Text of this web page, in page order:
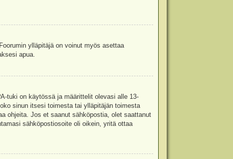
ylläpitäjä on voinut myös asettaa
apua.
tuki on käytössä ja määrittelit olevasi alle 13-
sinun itsesi toimesta tai ylläpitäjän toimesta
ohjeita. Jos et saanut sähköpostia, olet saattanut
sähköpostiosoite oli oikein, yritä ottaa